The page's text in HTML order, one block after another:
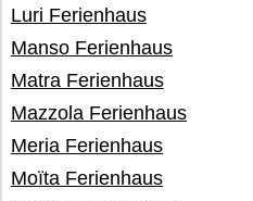
Luri Ferienhaus
Manso Ferienhaus
Matra Ferienhaus
Mazzola Ferienhaus
Meria Ferienhaus
Moïta Ferienhaus